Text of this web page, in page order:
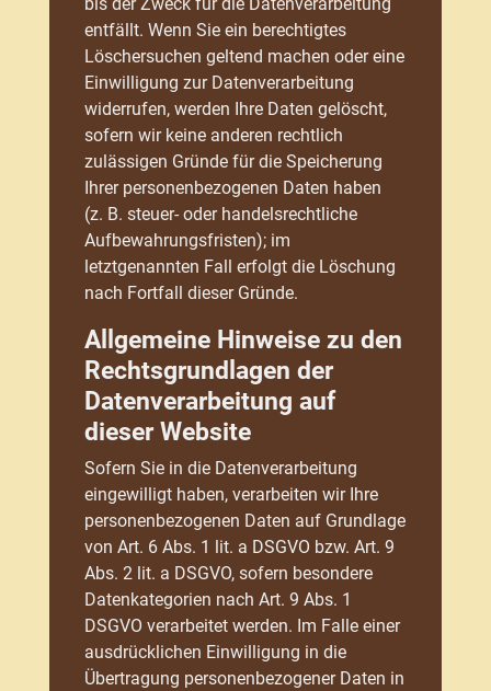
bis der Zweck für die Datenverarbeitung
entfällt. Wenn Sie ein berechtigtes
Löschersuchen geltend machen oder eine
Einwilligung zur Datenverarbeitung
widerrufen, werden Ihre Daten gelöscht,
sofern wir keine anderen rechtlich
zulässigen Gründe für die Speicherung
Ihrer personenbezogenen Daten haben
(z. B. steuer- oder handelsrechtliche
Aufbewahrungsfristen); im
letztgenannten Fall erfolgt die Löschung
nach Fortfall dieser Gründe.
Allgemeine Hinweise zu den
Rechtsgrundlagen der
Datenverarbeitung auf
dieser Website
Sofern Sie in die Datenverarbeitung
eingewilligt haben, verarbeiten wir Ihre
personenbezogenen Daten auf Grundlage
von Art. 6 Abs. 1 lit. a DSGVO bzw. Art. 9
Abs. 2 lit. a DSGVO, sofern besondere
Datenkategorien nach Art. 9 Abs. 1
DSGVO verarbeitet werden. Im Falle einer
ausdrücklichen Einwilligung in die
Übertragung personenbezogener Daten in